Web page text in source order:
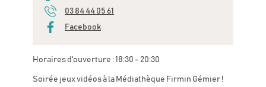
03 84 44 05 61
Facebook
Horaires d'ouverture : 18:30 - 20:30
Soirée jeux vidéos à la Médiathèque Firmin Gémier !